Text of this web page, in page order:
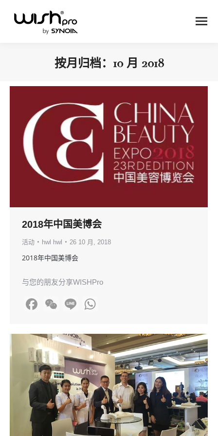
按月归档： 10 月 2018
2018年中国美博会
活动 hwl hwl 26 10 月, 2018
2018年中国美博会
与您的朋友分享WISHPro
Facebook
WeChat
Line